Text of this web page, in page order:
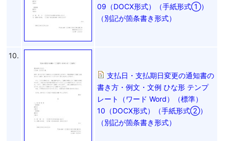
09（DOCX形式）（手紙形式①）
（別記が箇条書き形式）
10.
支払日・支払期日変更の通知書の
書き方・例文・文例 ひな形 テンプ
レート（ワード Word）（標準）
10（DOCX形式）（手紙形式②）
（別記が箇条書き形式）